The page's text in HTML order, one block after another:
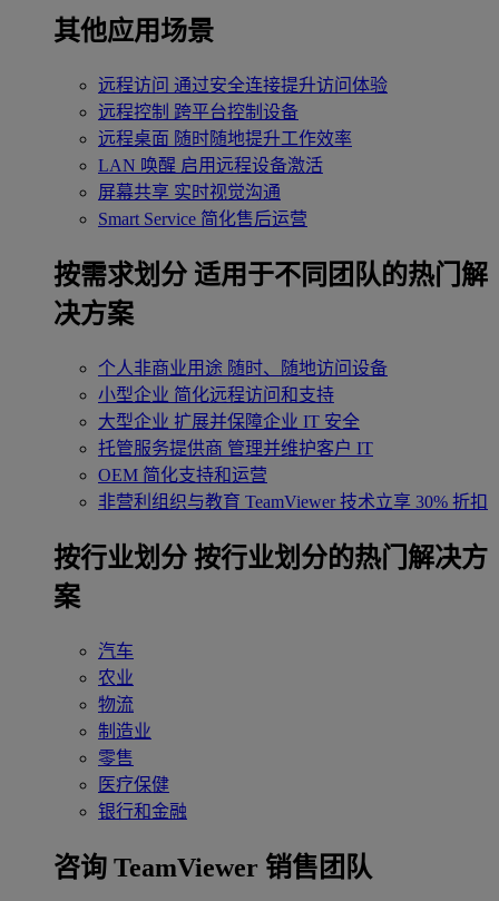
其他应用场景
远程访问 通过安全连接提升访问体验
远程控制 跨平台控制设备
远程桌面 随时随地提升工作效率
LAN 唤醒 启用远程设备激活
屏幕共享 实时视觉沟通
Smart Service 简化售后运营
按需求划分 适用于不同团队的热门解
决方案
个人非商业用途 随时、随地访问设备
小型企业 简化远程访问和支持
大型企业 扩展并保障企业 IT 安全
托管服务提供商 管理并维护客户 IT
OEM 简化支持和运营
非营利组织与教育 TeamViewer 技术立享 30% 折扣
‌按行业划分 按行业划分的热门解决方
案
汽车
农业
物流
制造业
零售
医疗保健
银行和金融
咨询 TeamViewer 销售团队